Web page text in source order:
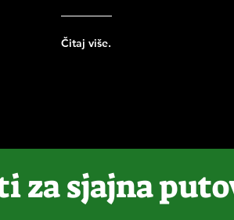
Čitaj više.
za sjajna